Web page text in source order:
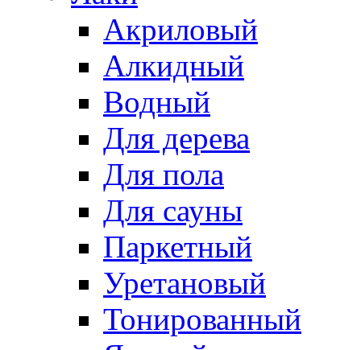
Акриловый
Алкидный
Водный
Для дерева
Для пола
Для сауны
Паркетный
Уретановый
Тонированный